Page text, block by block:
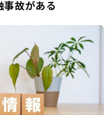
故がある